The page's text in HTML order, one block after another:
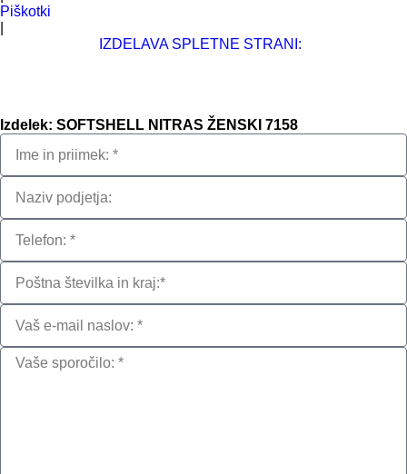
Piškotki
IZDELAVA SPLETNE STRANI:
Izdelek: SOFTSHELL NITRAS ŽENSKI 7158